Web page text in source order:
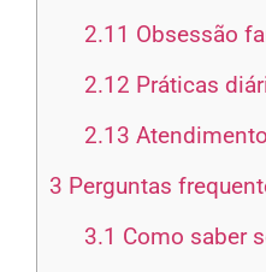
2.11 Obsessão
2.12 Práticas
2.13
3 Perguntas
3.1 Como saber